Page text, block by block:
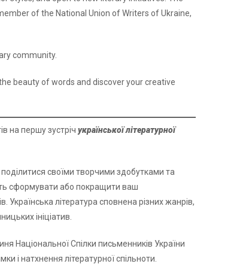
of the National Union of Writers of Ukraine,
community.
beauty of words and discover your creative
на першу зустріч української літературної
своїми творчими здобутками та
сформувати або покращити ваш
Українська література сповнена різних жанрів,
ініціатив.
Національної Спілки письменників України
і натхнення літературної спільноти.